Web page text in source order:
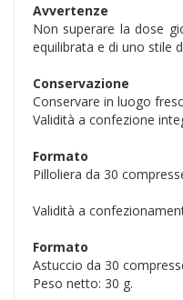
Avvertenze
Non superare la dose
equilibrata e di uno stile
Conservazione
Conservare in luogo
Validità a confezione
Formato
Pilloliera da 30
Validità a
Formato
Astuccio da 30
Peso netto: 30 g.